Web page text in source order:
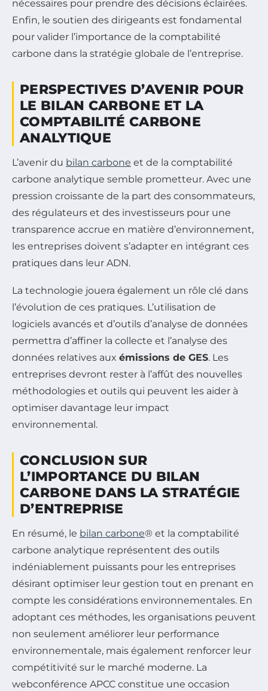
nécessaires pour prendre des décisions éclairées.
Enfin, le soutien des dirigeants est fondamental
pour valider l’importance de la comptabilité
carbone dans la stratégie globale de l’entreprise.
PERSPECTIVES D’AVENIR POUR
LE BILAN CARBONE ET LA
COMPTABILITÉ CARBONE
ANALYTIQUE
L’avenir du bilan carbone et de la comptabilité
carbone analytique semble prometteur. Avec une
pression croissante de la part des consommateurs,
des régulateurs et des investisseurs pour une
transparence accrue en matière d’environnement,
les entreprises doivent s’adapter en intégrant ces
pratiques dans leur ADN.
La technologie jouera également un rôle clé dans
l’évolution de ces pratiques. L’utilisation de
logiciels avancés et d’outils d’analyse de données
permettra d’affiner la collecte et l’analyse des
données relatives aux émissions de GES. Les
entreprises devront rester à l’affût des nouvelles
méthodologies et outils qui peuvent les aider à
optimiser davantage leur impact
environnemental.
CONCLUSION SUR
L’IMPORTANCE DU BILAN
CARBONE DANS LA STRATÉGIE
D’ENTREPRISE
En résumé, le bilan carbone® et la comptabilité
carbone analytique représentent des outils
indéniablement puissants pour les entreprises
désirant optimiser leur gestion tout en prenant en
compte les considérations environnementales. En
adoptant ces méthodes, les organisations peuvent
non seulement améliorer leur performance
environnementale, mais également renforcer leur
compétitivité sur le marché moderne. La
webconférence APCC constitue une occasion